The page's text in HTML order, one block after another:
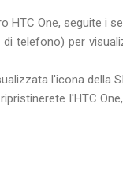
HTC One, seguite i
telefono) per
l'icona della
l'HTC